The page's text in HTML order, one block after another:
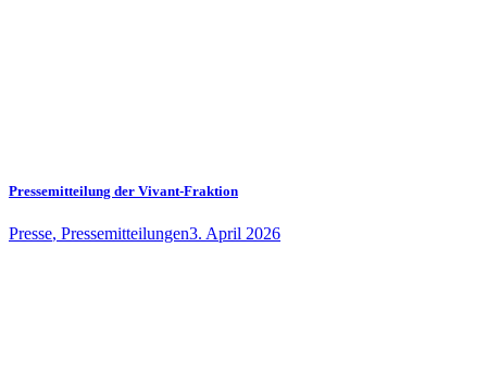
Pressemitteilung der Vivant-Fraktion
Presse, Pressemitteilungen3. April 2026